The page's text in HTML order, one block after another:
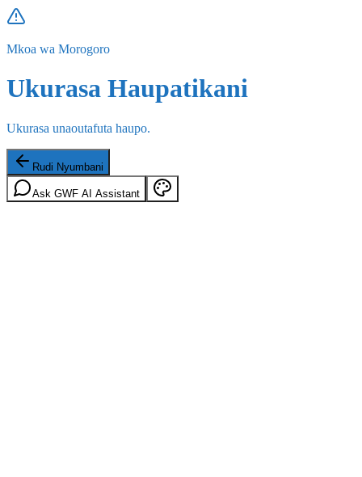
Mkoa wa Morogoro
Ukurasa Haupatikani
Ukurasa unaoutafuta haupo.
Rudi Nyumbani
Ask GWF AI Assistant